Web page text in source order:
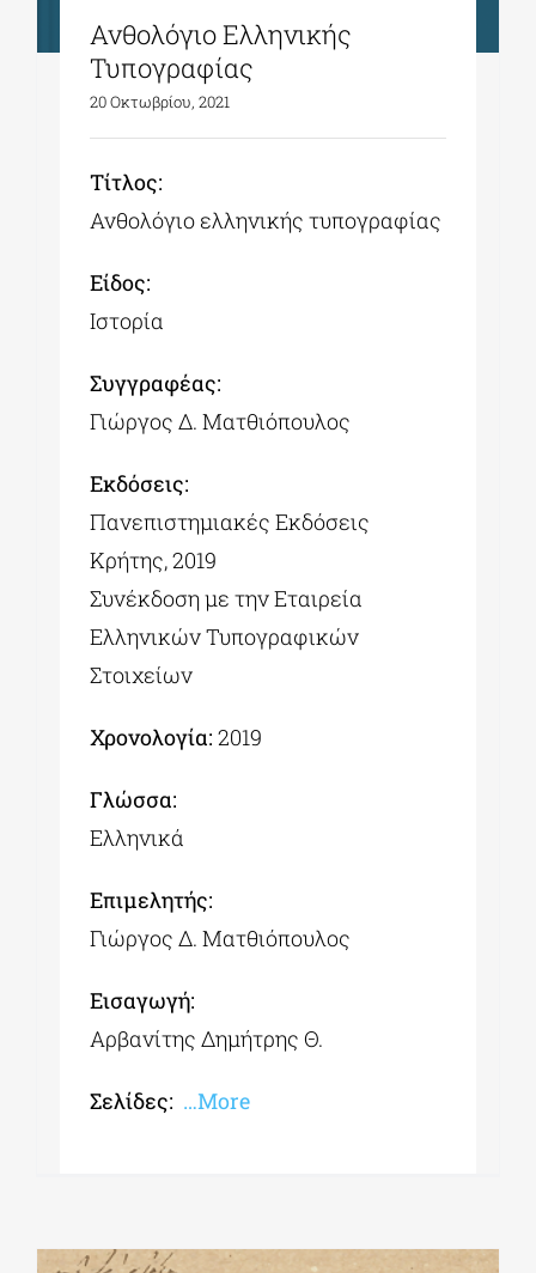
Ανθολόγιο Ελληνικής
Τυπογραφίας
20 Οκτωβρίου, 2021
Tίτλος:
Ανθολόγιο ελληνικής τυπογραφίας
Είδος:
Ιστορία
Συγγραφέας:
Γιώργος Δ. Ματθιόπουλος
Εκδόσεις:
Πανεπιστημιακές Εκδόσεις
Κρήτης, 2019
Συνέκδοση με την Εταιρεία
Ελληνικών Τυπογραφικών
Στοιχείων
Χρονολογία:2019
Γλώσσα:
Ελληνικά
Επιμελητής:
Γιώργος Δ. Ματθιόπουλος
Εισαγωγή:
Αρβανίτης Δημήτρης Θ.
Σελίδες: …More